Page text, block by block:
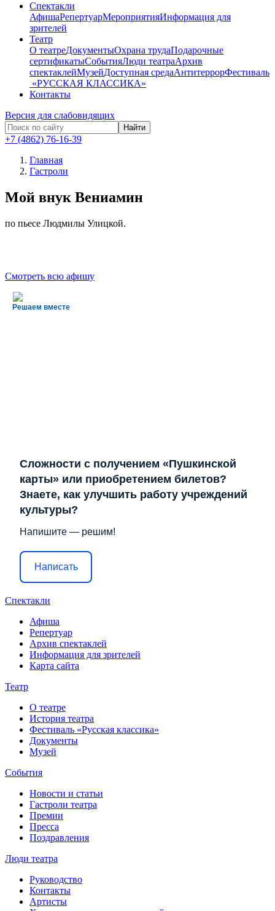
Спектакли
АфишаРепертуарМероприятияИнформация для
зрителей
Театр
О театреДокументыОхрана трудаПодарочные
сертификатыСобытияЛюди театраАрхив
спектаклейМузейДоступная средаАнтитеррорФестиваль
​ «РУССКАЯ КЛАССИКА»
Контакты
Версия для слабовидящих
Найти
+7 (4862) 76-16-39
Главная
Гастроли
Мой внук Вениамин
по пьесе Людмилы Улицкой.
Смотреть всю афишу
Решаем вместе
Сложности с получением «Пушкинской
карты» или приобретением билетов?
Знаете, как улучшить работу учреждений
культуры?
Напишите — решим!
Написать
Спектакли
Афиша
Репертуар
Архив спектаклей
Информация для зрителей
Карта сайта
Театр
О театре
История театра
Фестиваль «Русская классика»
Документы
Музей
События
Новости и статьи
Гастроли театра
Премии
Пресса
Поздравления
Люди театра
Руководство
Контакты
Артисты